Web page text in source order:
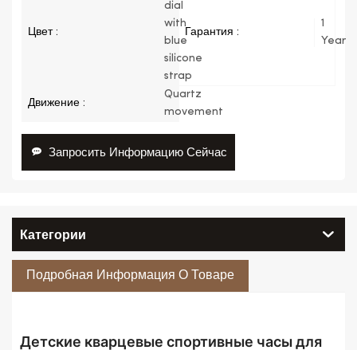
Цвет :
dial
with
blue
silicone
strap
Гарантия :
1
Year
Движение :
Quartz
movement
Запросить Информацию Сейчас
Категории
Подробная Информация О Товаре
Детские кварцевые спортивные часы для